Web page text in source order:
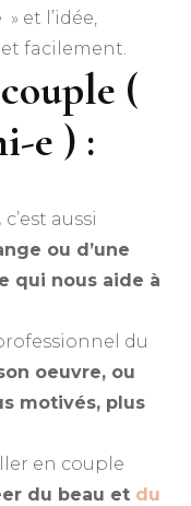
et l’idée,
facilement.
(
e ) :
c’est aussi
ou d’une
qui nous aide à
du
oeuvre, ou
motivés, plus
en couple
du beau et du